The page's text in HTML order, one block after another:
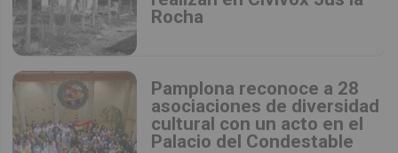
Rocha
Pamplona reconoce a 28
asociaciones de diversidad
cultural con un acto en el
Palacio del Condestable